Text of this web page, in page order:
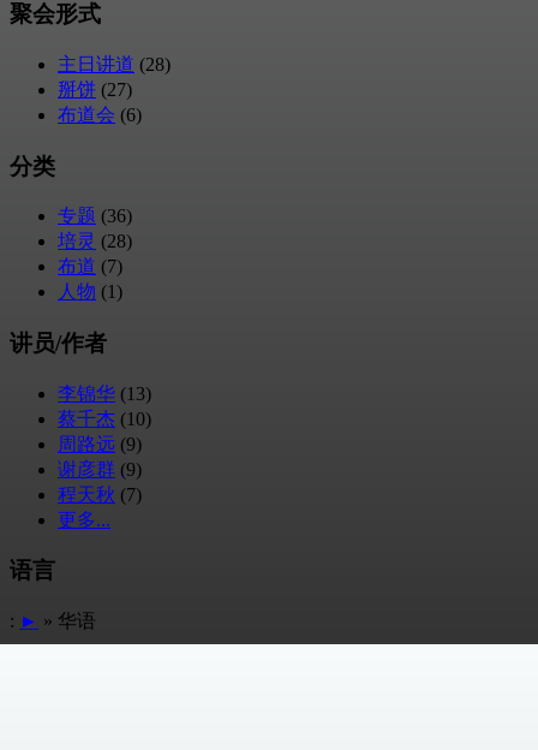
聚会形式
主日讲道 (28)
掰饼 (27)
布道会 (6)
分类
专题 (36)
培灵 (28)
布道 (7)
人物 (1)
讲员/作者
李锦华 (13)
蔡千杰 (10)
周路远 (9)
谢彦群 (9)
程天秋 (7)
更多...
语言
: ► » 华语